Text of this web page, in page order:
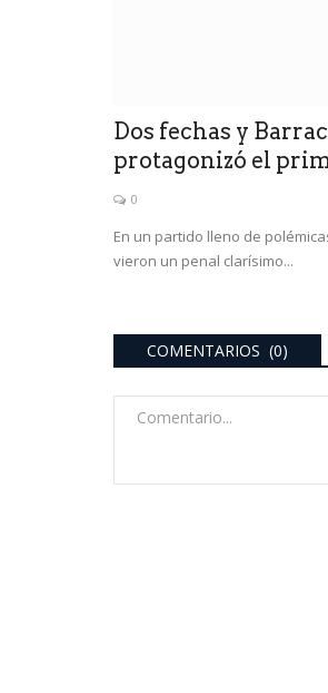
Dos fechas y
protagonizó el
0
En un partido lleno de
vieron un penal clarísimo...
COMENTARIOS (0)